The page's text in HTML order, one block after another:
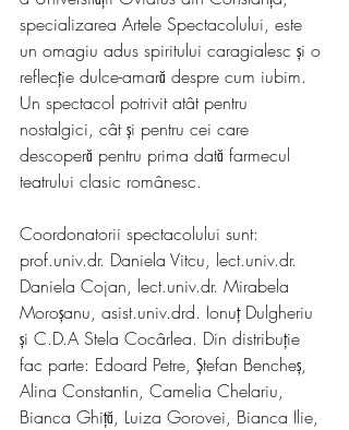
specializarea Artele Spectacolului, este
un omagiu adus spiritului caragialesc și o
reflecție dulce-amară despre cum iubim.
Un spectacol potrivit atât pentru
nostalgici, cât și pentru cei care
descoperă pentru prima dată farmecul
teatrului clasic românesc.
Coordonatorii spectacolului sunt:
prof.univ.dr. Daniela Vitcu, lect.univ.dr.
Daniela Cojan, lect.univ.dr. Mirabela
Moroșanu, asist.univ.drd. Ionuț Dulgheriu
și C.D.A Stela Cocârlea. Din distribuție
fac parte: Edoard Petre, Ștefan Bencheș,
Alina Constantin, Camelia Chelariu,
Bianca Ghiță, Luiza Gorovei, Bianca Ilie,